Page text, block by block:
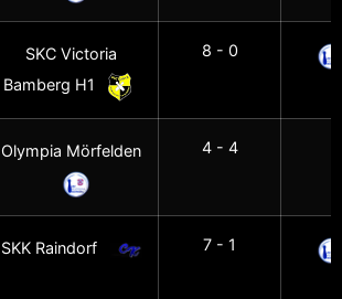
SKC Victoria
Bamberg H1
8 - 0
Olympia Mörfelden
4 - 4
SKK Raindorf
7 - 1